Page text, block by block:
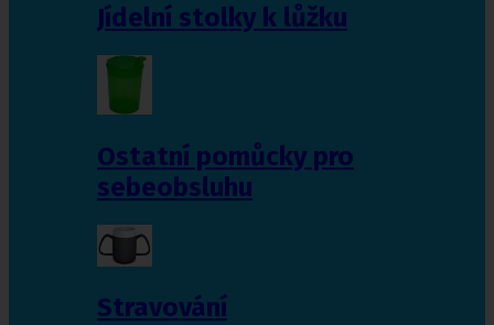
Jídelní stolky k lůžku
Ostatní pomůcky pro
sebeobsluhu
Stravování